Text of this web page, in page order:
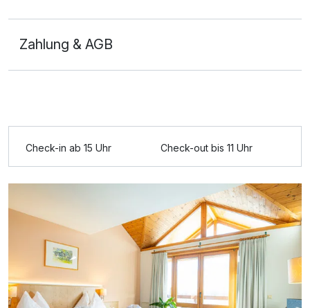
Ausstattung
2 Erwachsene und 1 Kind
Ausstattung
Für 7 Tage p.P. ab 107,40 €
Zahlung & AGB
Check-in ab 15 Uhr Check-out bis 11 Uhr